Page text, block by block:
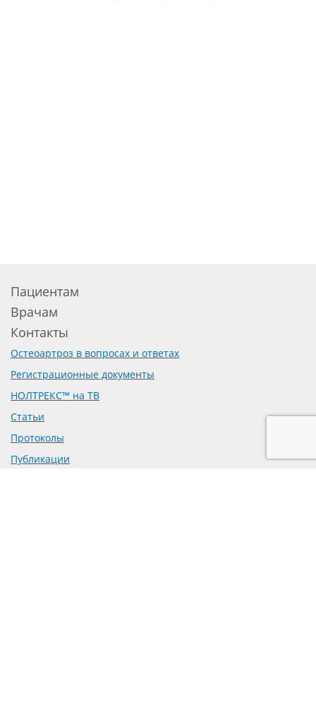
Пациентам
Врачам
Контакты
Остеоартроз в вопросах и ответах
Регистрационные документы
НОЛТРЕКС™ на ТВ
Статьи
Протоколы
Публикации